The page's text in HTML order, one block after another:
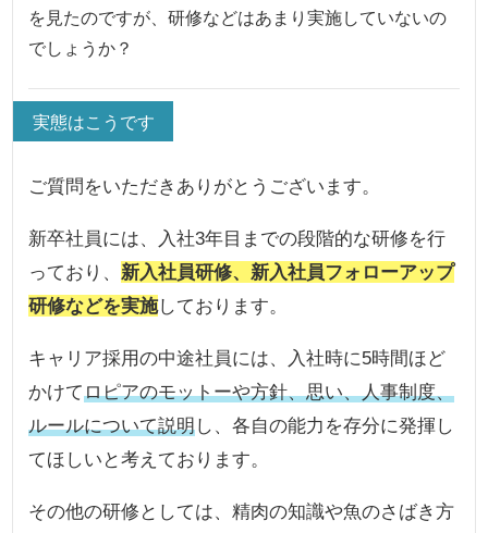
を見たのですが、研修などはあまり実施していないの
でしょうか？
実態はこうです
ご質問をいただきありがとうございます。
新卒社員には、入社3年目までの段階的な研修を行
っており、 新入社員研修、新入社員フォローアップ
研修などを実施しております。
キャリア採用の中途社員には、入社時に5時間ほど
かけてロピアのモットーや方針、思い、人事制度、
ルールについて説明し、各自の能力を存分に発揮し
てほしいと考えております。
その他の研修としては、精肉の知識や魚のさばき方